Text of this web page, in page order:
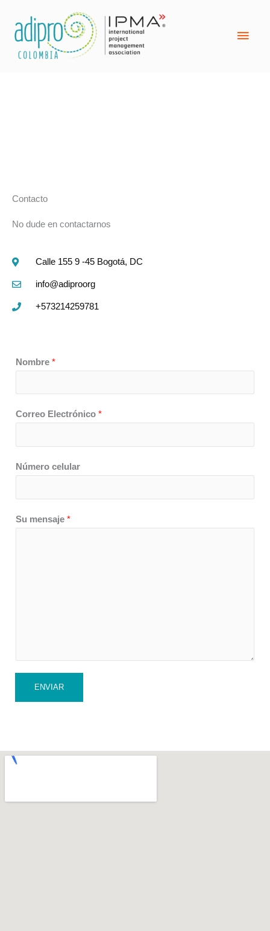
contenido
Contacto
No dude en contactarnos
Calle 155 9 -45 Bogotá, DC
info@adiproorg
+573214259781
Nombre *
Correo Electrónico *
Número celular
Su mensaje *
ENVIAR